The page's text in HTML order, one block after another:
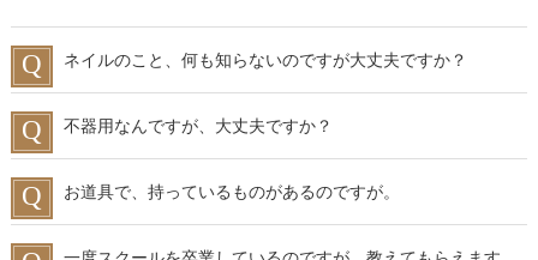
ネイルのこと、何も知らないのですが大丈夫ですか？
不器用なんですが、大丈夫ですか？
お道具で、持っているものがあるのですが。